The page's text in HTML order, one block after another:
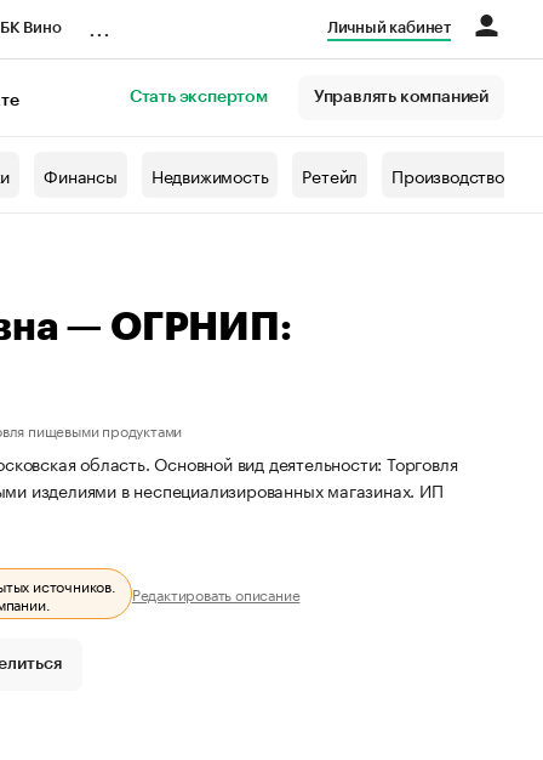
Вино Личный кабинет
Стать экспертом Управлять компанией
Финансы Недвижимость Ретейл Производство
— ОГРНИП:
пищевыми продуктами
область. Основной вид деятельности: Торговля
изделиями в неспециализированных магазинах. ИП
источников. Редактировать описание